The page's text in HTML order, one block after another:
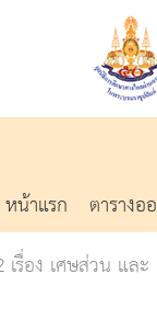
หน้าแรก ตารางอ
รื่อง เศษส่วน แล